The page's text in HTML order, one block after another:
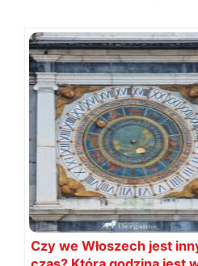
Czy we Włoszech jest